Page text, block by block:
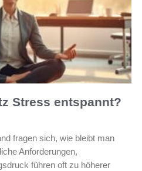
Stress entspannt?
fragen sich, wie bleibt man
Anforderungen,
führen oft zu höherer